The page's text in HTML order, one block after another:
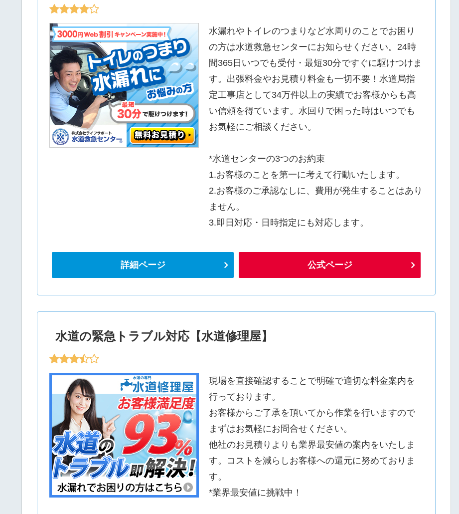
水漏れやトイレのつまりなど水周りのことでお困り
の方は水道救急センターにお知らせください。24時
間365日いつでも受付・最短30分ですぐに駆けつけま
す。出張料金やお見積り料金も一切不要！水道局指
定工事店として34万件以上の実績でお客様からも高
い信頼を得ています。水回りで困った時はいつでも
お気軽にご相談ください。
*水道センターの3つのお約束
1.お客様のことを第一に考えて行動いたします。
2.お客様のご承認なしに、費用が発生することはあり
ません。
3.即日対応・日時指定にも対応します。
詳細ページ 公式ページ
水道の緊急トラブル対応【水道修理屋】
現場を直接確認することで明確で適切な料金案内を
行っております。
お客様からご了承を頂いてから作業を行いますので
まずはお気軽にお問合せください。
他社のお見積りよりも業界最安値の案内をいたしま
す。コストを減らしお客様への還元に努めておりま
す。
*業界最安値に挑戦中！